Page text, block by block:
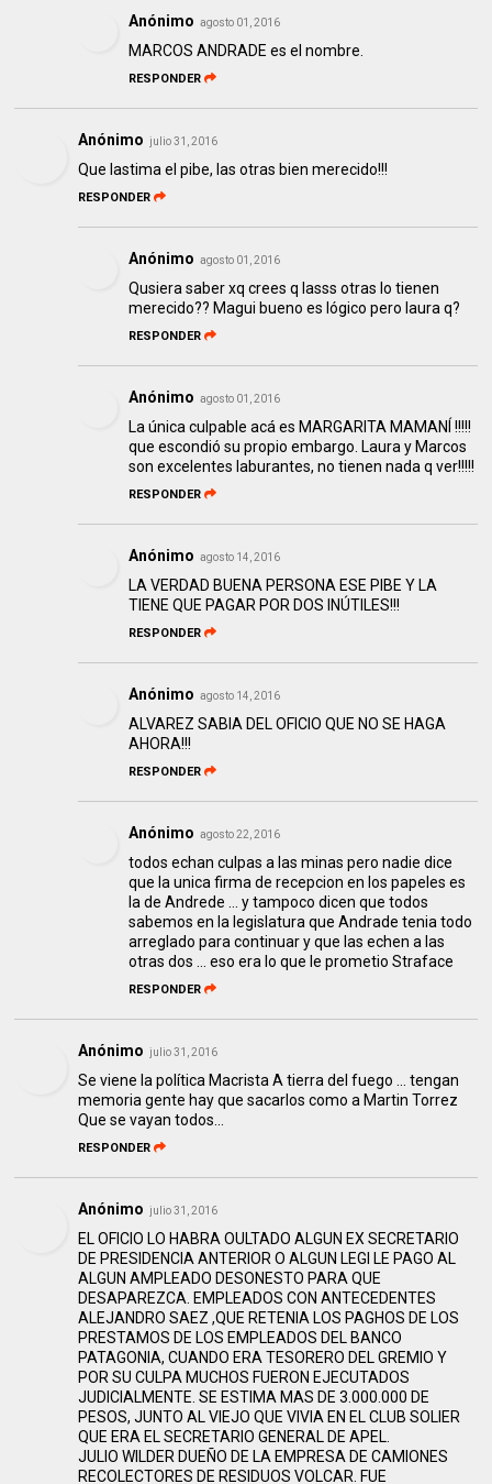
Anónimo agosto 01, 2016
MARCOS ANDRADE es el nombre.
RESPONDER
Anónimo julio 31, 2016
Que lastima el pibe, las otras bien merecido!!!
RESPONDER
Anónimo agosto 01, 2016
Qusiera saber xq crees q lasss otras lo tienen
merecido?? Magui bueno es lógico pero laura q?
RESPONDER
Anónimo agosto 01, 2016
La única culpable acá es MARGARITA MAMANÍ !!!!!
que escondió su propio embargo. Laura y Marcos
son excelentes laburantes, no tienen nada q ver!!!!!
RESPONDER
Anónimo agosto 14, 2016
LA VERDAD BUENA PERSONA ESE PIBE Y LA
TIENE QUE PAGAR POR DOS INÚTILES!!!
RESPONDER
Anónimo agosto 14, 2016
ALVAREZ SABIA DEL OFICIO QUE NO SE HAGA
AHORA!!!
RESPONDER
Anónimo agosto 22, 2016
todos echan culpas a las minas pero nadie dice
que la unica firma de recepcion en los papeles es
la de Andrede ... y tampoco dicen que todos
sabemos en la legislatura que Andrade tenia todo
arreglado para continuar y que las echen a las
otras dos ... eso era lo que le prometio Straface
RESPONDER
Anónimo julio 31, 2016
Se viene la política Macrista A tierra del fuego ... tengan
memoria gente hay que sacarlos como a Martin Torrez
Que se vayan todos...
RESPONDER
Anónimo julio 31, 2016
EL OFICIO LO HABRA OULTADO ALGUN EX SECRETARIO
DE PRESIDENCIA ANTERIOR O ALGUN LEGI LE PAGO AL
ALGUN AMPLEADO DESONESTO PARA QUE
DESAPAREZCA. EMPLEADOS CON ANTECEDENTES
ALEJANDRO SAEZ ,QUE RETENIA LOS PAGHOS DE LOS
PRESTAMOS DE LOS EMPLEADOS DEL BANCO
PATAGONIA, CUANDO ERA TESORERO DEL GREMIO Y
POR SU CULPA MUCHOS FUERON EJECUTADOS
JUDICIALMENTE. SE ESTIMA MAS DE 3.000.000 DE
PESOS, JUNTO AL VIEJO QUE VIVIA EN EL CLUB SOLIER
QUE ERA EL SECRETARIO GENERAL DE APEL.
JULIO WILDER DUEÑO DE LA EMPRESA DE CAMIONES
RECOLECTORES DE RESIDUOS VOLCAR. FUE